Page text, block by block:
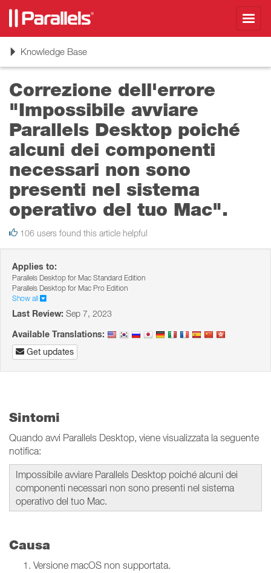
ToggleKnowledge Base
Correzione dell'errore
"Impossibile avviare
Parallels Desktop poiché
alcuni dei componenti
necessari non sono
presenti nel sistema
operativo del tuo Mac".
106 users found this article helpful
Applies to:
Parallels Desktop for Mac Standard Edition
Parallels Desktop for Mac Pro Edition
Show all
Last Review: Sep 7, 2023
Available Translations:
Get updates
Sintomi
Quando avvi Parallels Desktop, viene visualizzata la seguente
notifica:
Impossibile avviare Parallels Desktop poiché alcuni dei
componenti necessari non sono presenti nel sistema
operativo del tuo Mac.
Causa
Versione macOS non supportata.